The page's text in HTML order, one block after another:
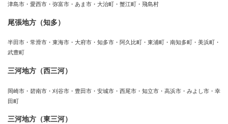
津島市・愛西市・弥富市・あま市・大治町・蟹江町・飛島村
尾張地方（知多）
半田市・常滑市・東海市・大府市・知多市・阿久比町・東浦町・南知多町・美浜町・
武豊町
三河地方（西三河）
岡崎市・碧南市・刈谷市・豊田市・安城市・西尾市・知立市・高浜市・みよし市・幸
田町
三河地方（東三河）